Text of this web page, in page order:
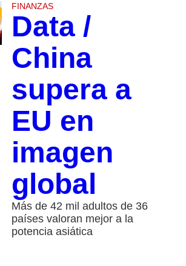
FINANZAS
Data /
China
supera a
EU en
imagen
global
Más de 42 mil adultos de 36
países valoran mejor a la
potencia asiática